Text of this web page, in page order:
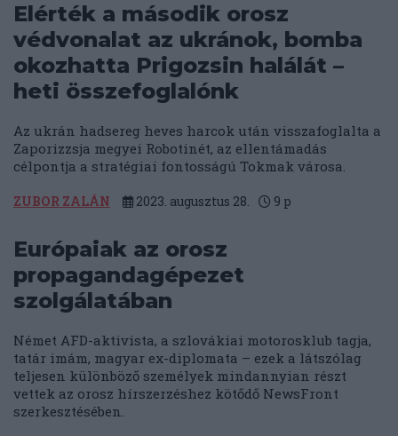
Elérték a második orosz
védvonalat az ukránok, bomba
okozhatta Prigozsin halálát –
heti összefoglalónk
Az ukrán hadsereg heves harcok után visszafoglalta a
Zaporizzsja megyei Robotinét, az ellentámadás
célpontja a stratégiai fontosságú Tokmak városa.
ZUBOR ZALÁN 2023. augusztus 28. 9 p
Európaiak az orosz
propagandagépezet
szolgálatában
Német AFD-aktivista, a szlovákiai motorosklub tagja,
tatár imám, magyar ex-diplomata – ezek a látszólag
teljesen különböző személyek mindannyian részt
vettek az orosz hírszerzéshez kötődő NewsFront
szerkesztésében.